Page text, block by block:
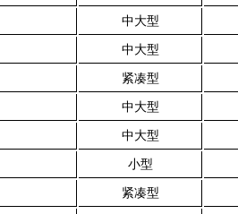
中大型
中大型
紧凑型
中大型
中大型
小型
紧凑型